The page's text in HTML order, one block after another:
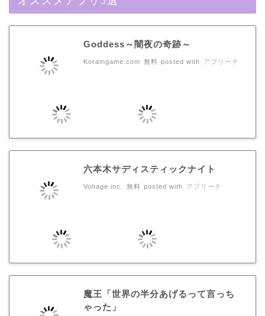
Goddess～闇夜の奇跡～
Koramgame.com 無料 posted with アプリーチ
六本木サディスティックナイト
Voltage inc. 無料 posted with アプリーチ
魔王「世界の半分あげるって言っち
ゃった」